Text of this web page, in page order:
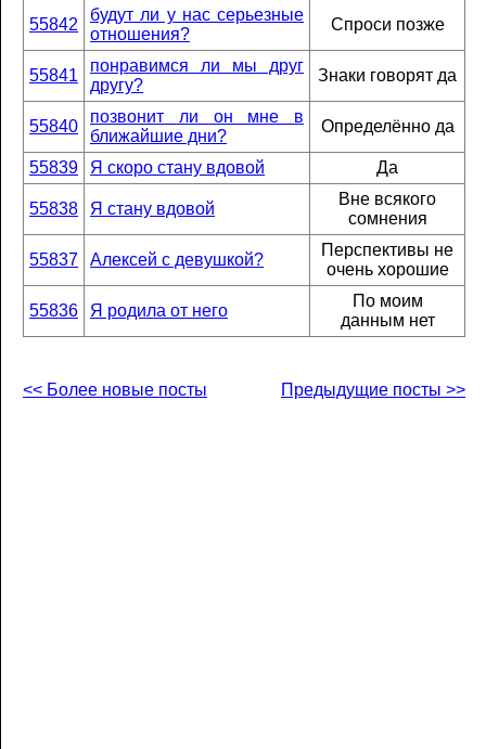
55842
будут ли у нас серьезные
отношения?
Спроси позже
55841
понравимся ли мы друг
другу?
Знаки говорят да
55840
позвонит ли он мне в
ближайшие дни?
Определённо да
55839 Я скоро стану вдовой Да
55838 Я стану вдовой
Вне всякого
сомнения
55837 Алексей с девушкой?
Перспективы не
очень хорошие
55836 Я родила от него
По моим
данным нет
<< Более новые посты Предыдущие посты >>